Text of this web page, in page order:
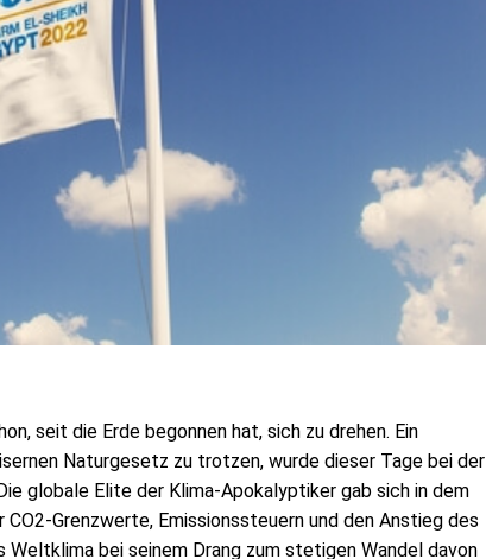
seit die Erde begonnen hat, sich zu drehen. Ein
Naturgesetz zu trotzen, wurde dieser Tage bei der
globale Elite der Klima-Apokalyptiker gab sich in dem
Grenzwerte, Emissionssteuern und den Anstieg des
Weltklima bei seinem Drang zum stetigen Wandel davon